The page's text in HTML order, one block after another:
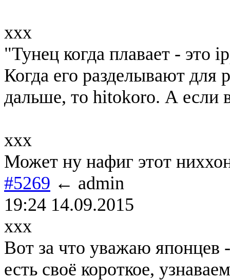
ххх
"Тунец когда плавает - это
Когда его разделывают для
дальше, то hitokoro. А если
ххх
Может ну нафиг этот
#5269 ← admin
19:24 14.09.2015
xxx
Вот за что уважаю японцев
есть своё короткое,